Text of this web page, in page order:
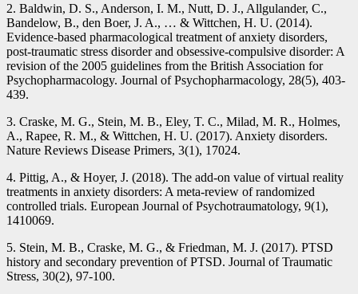
2. Baldwin, D. S., Anderson, I. M., Nutt, D. J., Allgulander, C.,
Bandelow, B., den Boer, J. A., … & Wittchen, H. U. (2014).
Evidence-based pharmacological treatment of anxiety disorders,
post-traumatic stress disorder and obsessive-compulsive disorder: A
revision of the 2005 guidelines from the British Association for
Psychopharmacology. Journal of Psychopharmacology, 28(5), 403-
439.
3. Craske, M. G., Stein, M. B., Eley, T. C., Milad, M. R., Holmes,
A., Rapee, R. M., & Wittchen, H. U. (2017). Anxiety disorders.
Nature Reviews Disease Primers, 3(1), 17024.
4. Pittig, A., & Hoyer, J. (2018). The add-on value of virtual reality
treatments in anxiety disorders: A meta-review of randomized
controlled trials. European Journal of Psychotraumatology, 9(1),
1410069.
5. Stein, M. B., Craske, M. G., & Friedman, M. J. (2017). PTSD
history and secondary prevention of PTSD. Journal of Traumatic
Stress, 30(2), 97-100.